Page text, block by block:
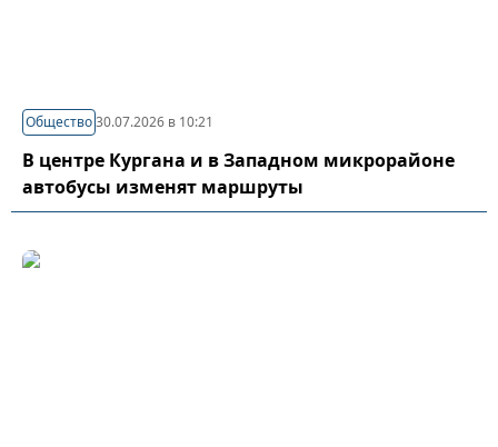
Общество30.07.2026 в 10:21
В центре Кургана и в Западном микрорайоне
автобусы изменят маршруты